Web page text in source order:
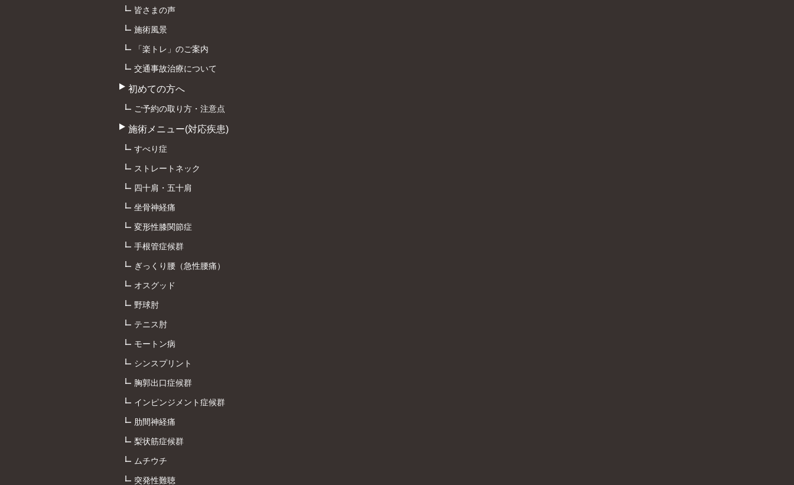
皆さまの声
施術風景
「楽トレ」のご案内
交通事故治療について
初めての方へ
ご予約の取り方・注意点
施術メニュー(対応疾患)
すべり症
ストレートネック
四十肩・五十肩
坐骨神経痛
変形性膝関節症
手根管症候群
ぎっくり腰（急性腰痛）
オスグッド
野球肘
テニス肘
モートン病
シンスプリント
胸郭出口症候群
インピンジメント症候群
肋間神経痛
梨状筋症候群
ムチウチ
突発性難聴